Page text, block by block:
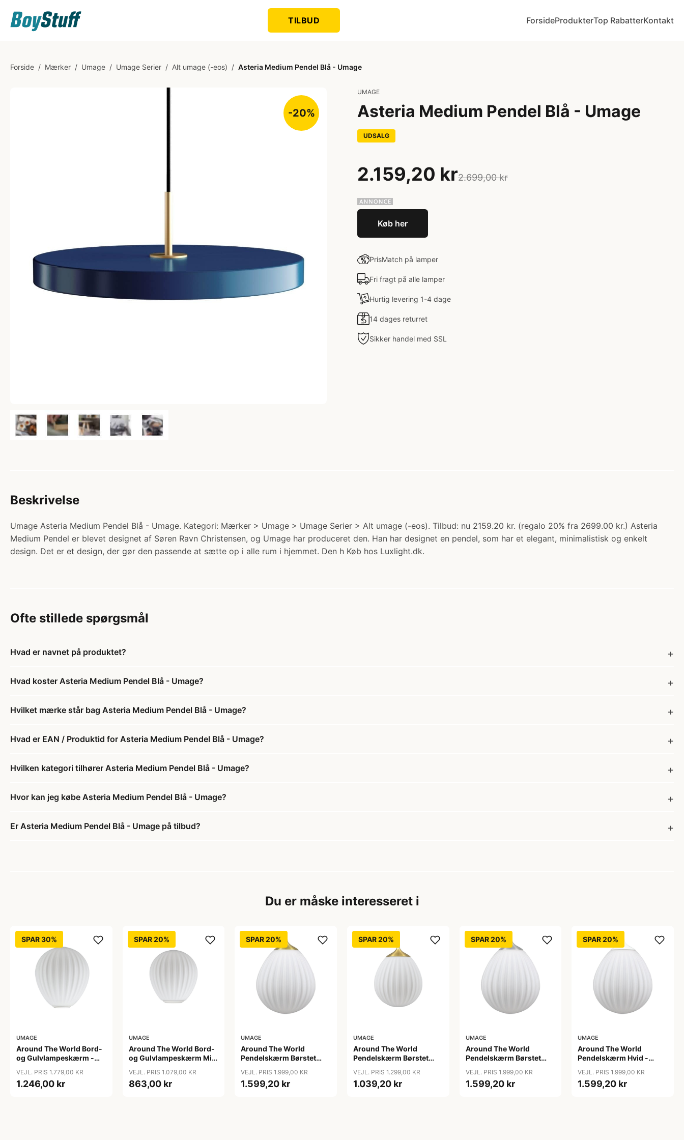
TILBUD ForsideProdukterTop RabatterKontakt
Forside / Mærker / Umage / Umage Serier / Alt umage (-eos) / Asteria Medium Pendel Blå - Umage
-20%
UMAGE
Asteria Medium Pendel Blå - Umage
UDSALG
2.159,20 kr2.699,00 kr
Køb her
PrisMatch på lamper
Fri fragt på alle lamper
Hurtig levering 1-4 dage
14 dages returret
Sikker handel med SSL
Beskrivelse
Umage Asteria Medium Pendel Blå - Umage. Kategori: Mærker > Umage > Umage Serier > Alt umage (-eos). Tilbud: nu 2159.20 kr. (regalo 20% fra 2699.00 kr.) Asteria
Medium Pendel er blevet designet af Søren Ravn Christensen, og Umage har produceret den. Han har designet en pendel, som har et elegant, minimalistisk og enkelt
design. Det er et design, der gør den passende at sætte op i alle rum i hjemmet. Den h Køb hos Luxlight.dk.
Ofte stillede spørgsmål
Hvad er navnet på produktet?
Hvad koster Asteria Medium Pendel Blå - Umage?
Hvilket mærke står bag Asteria Medium Pendel Blå - Umage?
Hvad er EAN / Produktid for Asteria Medium Pendel Blå - Umage?
Hvilken kategori tilhører Asteria Medium Pendel Blå - Umage?
Hvor kan jeg købe Asteria Medium Pendel Blå - Umage?
Er Asteria Medium Pendel Blå - Umage på tilbud?
Du er måske interesseret i
SPAR 30%
UMAGE
Around The World Bord-
og Gulvlampeskærm -
haves
VEJL. PRIS 1.779,00 KR
1.246,00 kr
SPAR 20%
UMAGE
Around The World Bord-
og Gulvlampeskærm Mini
VEJL. PRIS 1.079,00 KR
863,00 kr
SPAR 20%
UMAGE
Around The World
Pendelskærm Børstet
VEJL. PRIS 1.999,00 KR
1.599,20 kr
SPAR 20%
UMAGE
Around The World
Pendelskærm Børstet
VEJL. PRIS 1.299,00 KR
1.039,20 kr
SPAR 20%
UMAGE
Around The World
Pendelskærm Børstet
VEJL. PRIS 1.999,00 KR
1.599,20 kr
SPAR 20%
UMAGE
Around The World
Pendelskærm Hvid -
VEJL. PRIS 1.999,00 KR
1.599,20 kr